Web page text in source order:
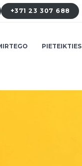
+371 23 307 688
PIETEIKTIES